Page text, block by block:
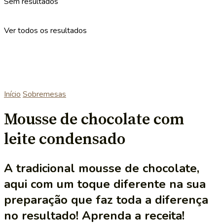
Ver todos os resultados
Início Sobremesas
Mousse de chocolate com
leite condensado
A tradicional mousse de chocolate,
aqui com um toque diferente na sua
preparação que faz toda a diferença
no resultado! Aprenda a receita!